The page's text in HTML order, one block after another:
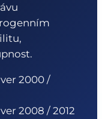
2000 /
2008 / 2012